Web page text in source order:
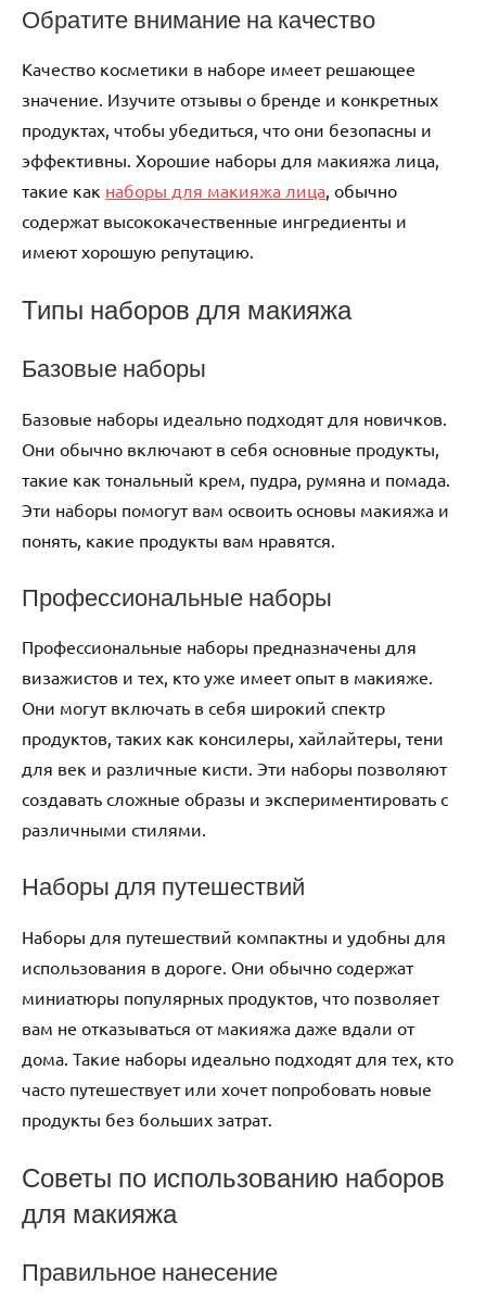
Обратите внимание на качество
Качество косметики в наборе имеет решающее
значение. Изучите отзывы о бренде и конкретных
продуктах, чтобы убедиться, что они безопасны и
эффективны. Хорошие наборы для макияжа лица,
такие как наборы для макияжа лица, обычно
содержат высококачественные ингредиенты и
имеют хорошую репутацию.
Типы наборов для макияжа
Базовые наборы
Базовые наборы идеально подходят для новичков.
Они обычно включают в себя основные продукты,
такие как тональный крем, пудра, румяна и помада.
Эти наборы помогут вам освоить основы макияжа и
понять, какие продукты вам нравятся.
Профессиональные наборы
Профессиональные наборы предназначены для
визажистов и тех, кто уже имеет опыт в макияже.
Они могут включать в себя широкий спектр
продуктов, таких как консилеры, хайлайтеры, тени
для век и различные кисти. Эти наборы позволяют
создавать сложные образы и экспериментировать с
различными стилями.
Наборы для путешествий
Наборы для путешествий компактны и удобны для
использования в дороге. Они обычно содержат
миниатюры популярных продуктов, что позволяет
вам не отказываться от макияжа даже вдали от
дома. Такие наборы идеально подходят для тех, кто
часто путешествует или хочет попробовать новые
продукты без больших затрат.
Советы по использованию наборов
для макияжа
Правильное нанесение